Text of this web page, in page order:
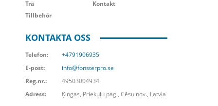
Trä
Tillbehör
Kontakt
KONTAKTA OSS
Telefon:
+4791906935
E-post:
info@fonsterpro.se
Reg.nr.:
49503004934
Adress:
Ķingas, Priekuļu pag., Cēsu nov., Latvia